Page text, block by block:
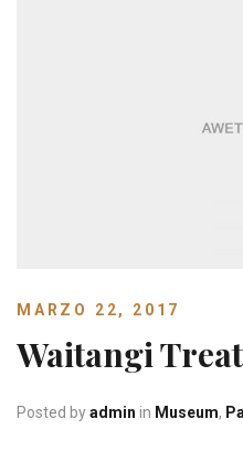
MARZO 22, 2017
Waitangi
Posted byadmin in Museum,